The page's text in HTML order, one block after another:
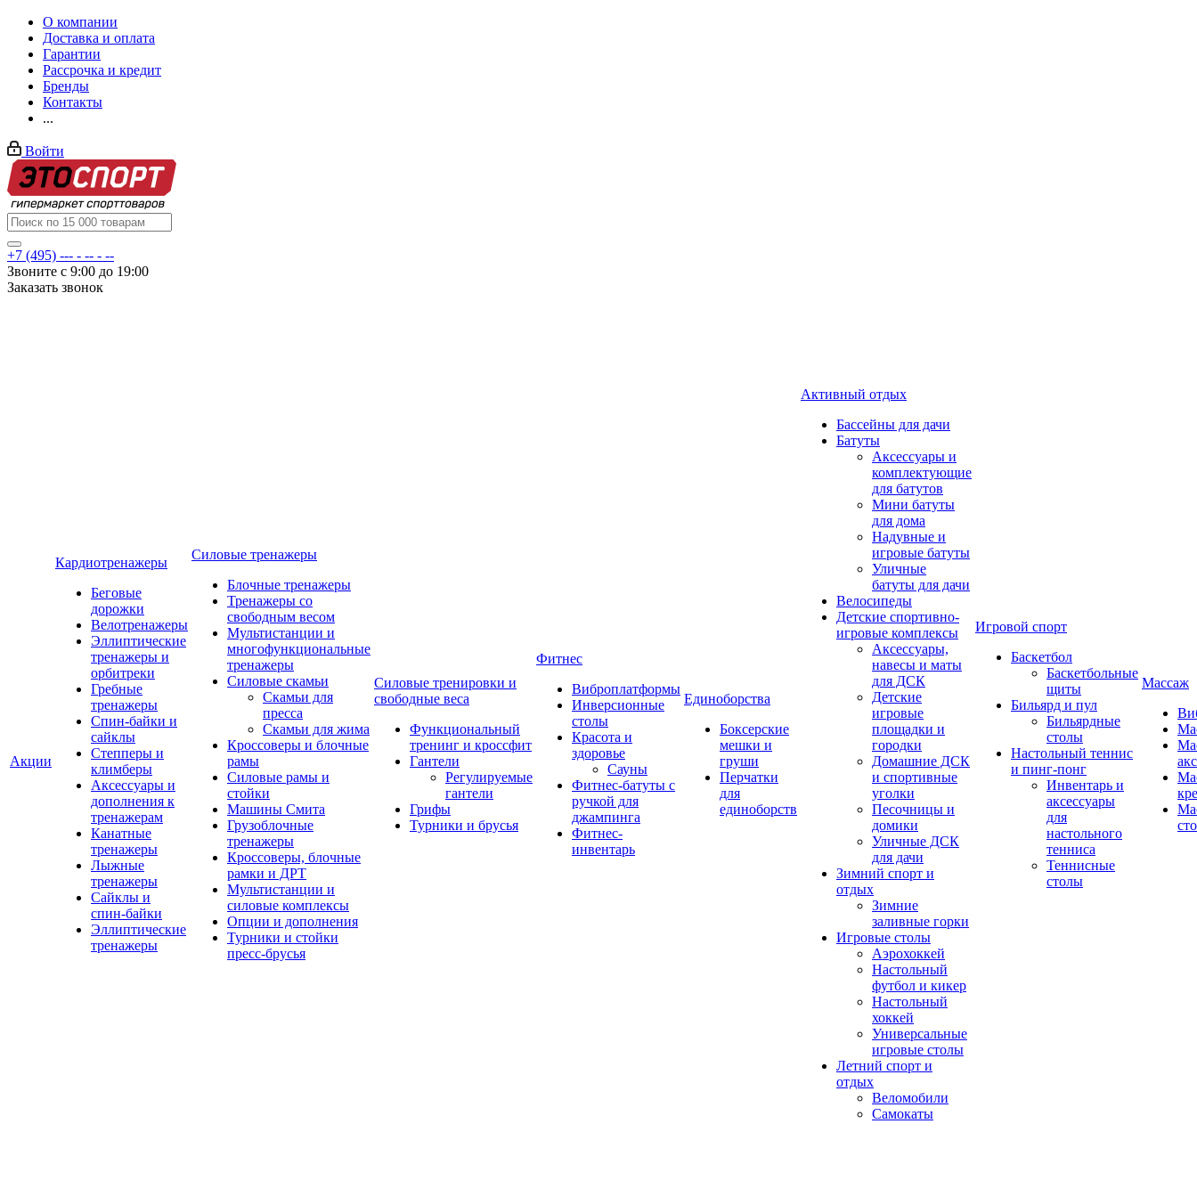
О компании
Доставка и оплата
Гарантии
Рассрочка и кредит
Бренды
Контакты
...
Войти
+7 (495) --- - -- - --
Звоните с 9:00 до 19:00
Заказать звонок
Акции
Кардиотренажеры
Беговые
дорожки
Велотренажеры
Эллиптические
тренажеры и
орбитреки
Гребные
тренажеры
Спин-байки и
сайклы
Степперы и
климберы
Аксессуары и
дополнения к
тренажерам
Канатные
тренажеры
Лыжные
тренажеры
Сайклы и
спин-байки
Эллиптические
тренажеры
Силовые тренажеры
Блочные тренажеры
Тренажеры со
свободным весом
Мультистанции и
многофункциональные
тренажеры
Силовые скамьи
Скамьи для
пресса
Скамьи для жима
Кроссоверы и блочные
рамы
Силовые рамы и
стойки
Машины Смита
Грузоблочные
тренажеры
Кроссоверы, блочные
рамки и ДРТ
Мультистанции и
силовые комплексы
Опции и дополнения
Турники и стойки
пресс-брусья
Силовые тренировки и
свободные веса
Функциональный
тренинг и кроссфит
Гантели
Регулируемые
гантели
Грифы
Турники и брусья
Фитнес
Виброплатформы
Инверсионные
столы
Красота и
здоровье
Сауны
Фитнес-батуты с
ручкой для
джампинга
Фитнес-
инвентарь
Единоборства
Боксерские
мешки и
груши
Перчатки
для
единоборств
Активный отдых
Бассейны для дачи
Батуты
Аксессуары и
комплектующие
для батутов
Мини батуты
для дома
Надувные и
игровые батуты
Уличные
батуты для дачи
Велосипеды
Детские спортивно-
игровые комплексы
Аксессуары,
навесы и маты
для ДСК
Детские
игровые
площадки и
городки
Домашние ДСК
и спортивные
уголки
Песочницы и
домики
Уличные ДСК
для дачи
Зимний спорт и
отдых
Зимние
заливные горки
Игровые столы
Аэрохоккей
Настольный
футбол и кикер
Настольный
хоккей
Универсальные
игровые столы
Летний спорт и
отдых
Веломобили
Самокаты
Игровой спорт
Баскетбол
Баскетбольные
щиты
Бильярд и пул
Бильярдные
столы
Настольный теннис
и пинг-понг
Инвентарь и
аксессуары
для
настольного
тенниса
Теннисные
столы
Массаж